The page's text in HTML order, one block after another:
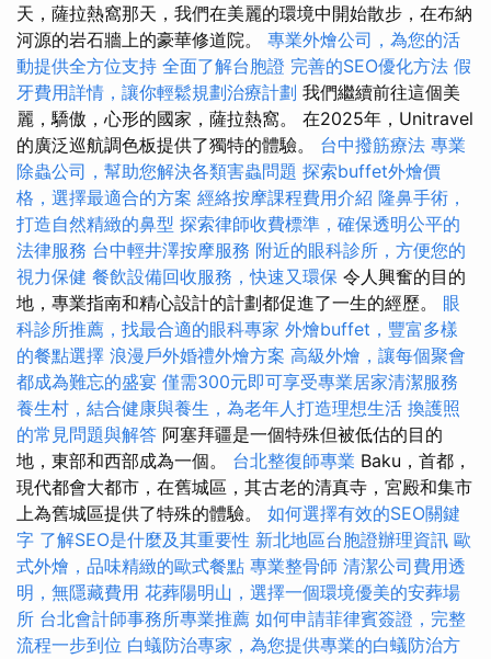
天，薩拉熱窩那天，我們在美麗的環境中開始散步，在布納
河源的岩石牆上的豪華修道院。 專業外燴公司，為您的活
動提供全方位支持 全面了解台胞證 完善的SEO優化方法 假
牙費用詳情，讓你輕鬆規劃治療計劃 我們繼續前往這個美
麗，驕傲，心形的國家，薩拉熱窩。 在2025年，Unitravel
的廣泛巡航調色板提供了獨特的體驗。 台中撥筋療法 專業
除蟲公司，幫助您解決各類害蟲問題 探索buffet外燴價
格，選擇最適合的方案 經絡按摩課程費用介紹 隆鼻手術，
打造自然精緻的鼻型 探索律師收費標準，確保透明公平的
法律服務 台中輕井澤按摩服務 附近的眼科診所，方便您的
視力保健 餐飲設備回收服務，快速又環保 令人興奮的目的
地，專業指南和精心設計的計劃都促進了一生的經歷。 眼
科診所推薦，找最合適的眼科專家 外燴buffet，豐富多樣
的餐點選擇 浪漫戶外婚禮外燴方案 高級外燴，讓每個聚會
都成為難忘的盛宴 僅需300元即可享受專業居家清潔服務
養生村，結合健康與養生，為老年人打造理想生活 換護照
的常見問題與解答 阿塞拜疆是一個特殊但被低估的目的
地，東部和西部成為一個。 台北整復師專業 Baku，首都，
現代都會大都市，在舊城區，其古老的清真寺，宮殿和集市
上為舊城區提供了特殊的體驗。 如何選擇有效的SEO關鍵
字 了解SEO是什麼及其重要性 新北地區台胞證辦理資訊 歐
式外燴，品味精緻的歐式餐點 專業整骨師 清潔公司費用透
明，無隱藏費用 花葬陽明山，選擇一個環境優美的安葬場
所 台北會計師事務所專業推薦 如何申請菲律賓簽證，完整
流程一步到位 白蟻防治專家，為您提供專業的白蟻防治方